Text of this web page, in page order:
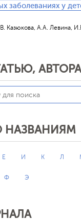
заболеваниях у
Казюкова, А.А. Левина,
АВТОРА
НАЗВАНИЯМ
Е И К Л
Ф Э